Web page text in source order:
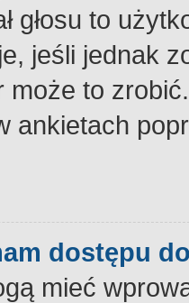
głosu to
jeśli jednak
może to
ankietach
dostępu
mieć